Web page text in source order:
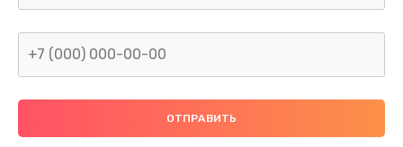
Ремонт капиллярной трубки
400 руб.